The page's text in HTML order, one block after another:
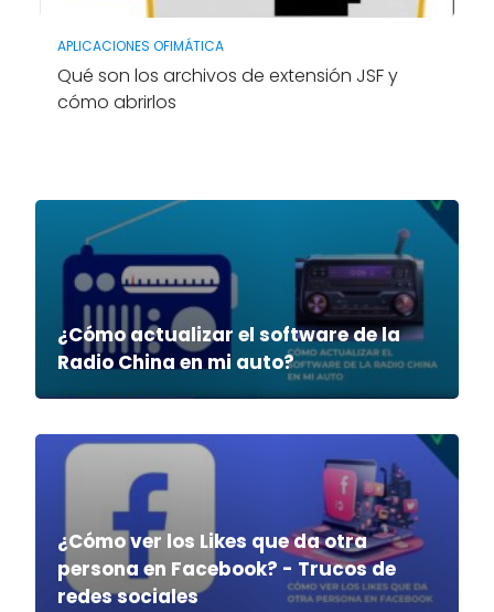
APLICACIONES OFIMÁTICA
Qué son los archivos de extensión JSF y
cómo abrirlos
¿Cómo actualizar el software de la
Radio China en mi auto?
¿Cómo ver los Likes que da otra
persona en Facebook? - Trucos de
redes sociales